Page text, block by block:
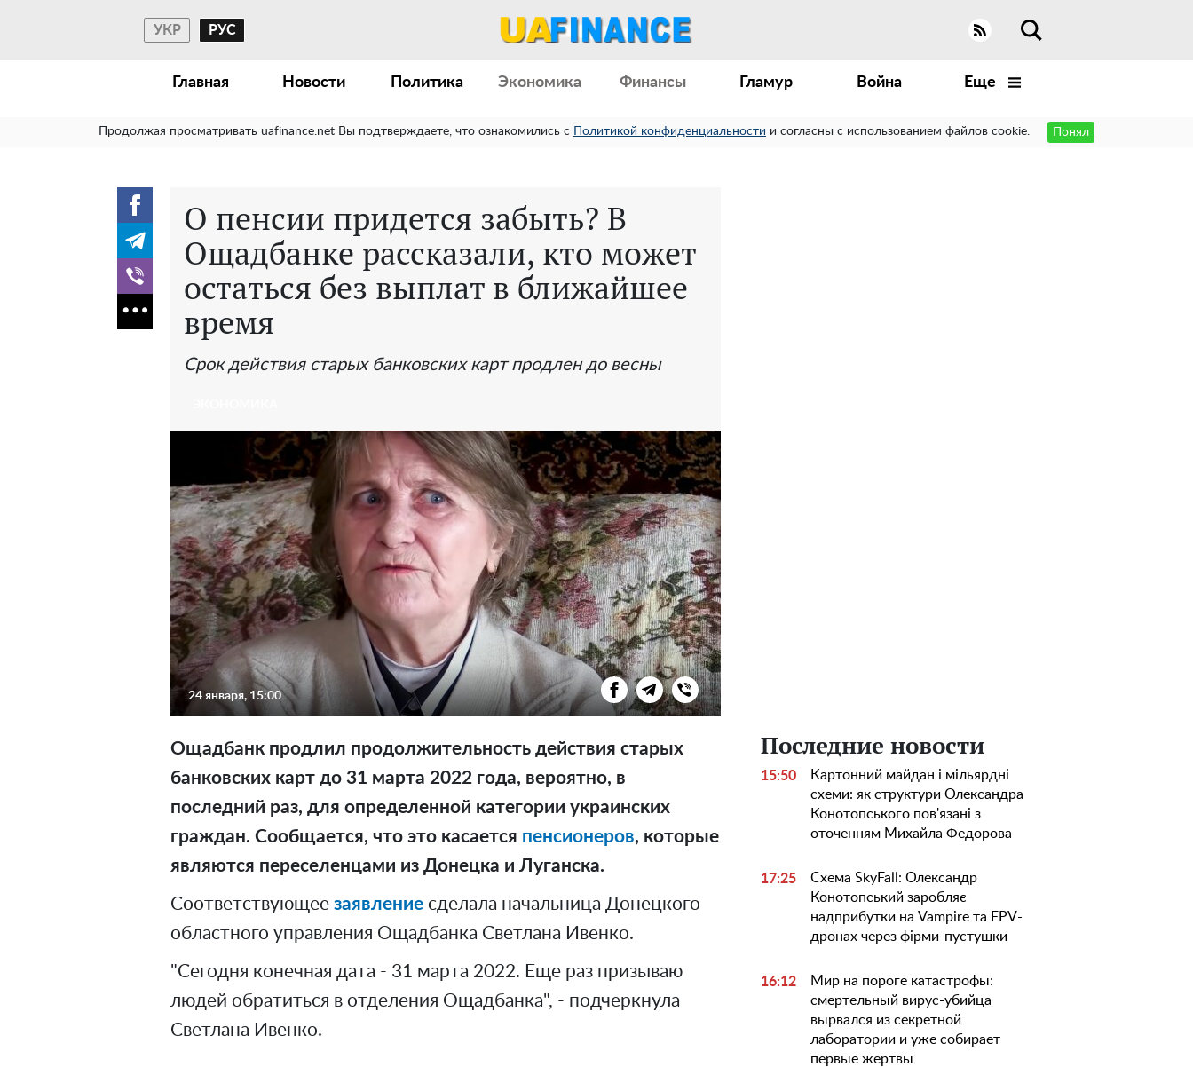
УКР РУС
Главная Новости Политика Экономика Финансы Гламур Война Еще
Продолжая просматривать uafinance.net Вы подтверждаете, что ознакомились с Политикой конфиденциальности и согласны с использованием файлов cookie. Понял
О пенсии придется забыть? В
Ощадбанке рассказали, кто может
остаться без выплат в ближайшее
время
Срок действия старых банковских карт продлен до весны
24 января, 15:00
Ощадбанк продлил продолжительность действия старых
банковских карт до 31 марта 2022 года, вероятно, в
последний раз, для определенной категории украинских
граждан. Сообщается, что это касается пенсионеров, которые
являются переселенцами из Донецка и Луганска.
Соответствующее заявление сделала начальница Донецкого
областного управления Ощадбанка Светлана Ивенко.
"Сегодня конечная дата - 31 марта 2022. Еще раз призываю
людей обратиться в отделения Ощадбанка", - подчеркнула
Светлана Ивенко.
Последние новости
15:50
Картонний майдан і мільярдні
схеми: як структури Олександра
Конотопського пов'язані з
оточенням Михайла Федорова
17:25
Схема SkyFall: Олександр
Конотопський заробляє
надприбутки на Vampire та FPV-
дронах через фірми-пустушки
16:12
Мир на пороге катастрофы:
смертельный вирус-убийца
вырвался из секретной
лаборатории и уже собирает
первые жертвы